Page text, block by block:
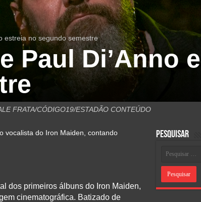
estreia no segundo semestre
Paul Di’Anno
FRATA/CÓDIGO19/ESTADÃO CONTEÚDO
vocalista do Iron Maiden, contando
dos primeiros álbuns do Iron Maiden,
cinematográfica. Batizado de
Pesquisar